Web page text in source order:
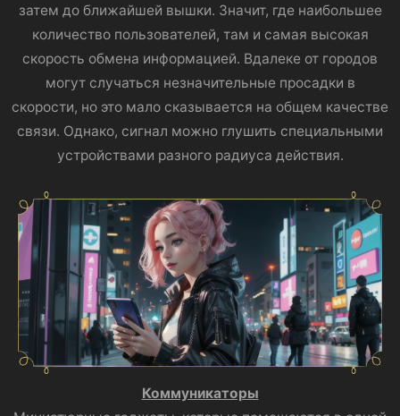
затем до ближайшей вышки. Значит, где наибольшее
количество пользователей, там и самая высокая
скорость обмена информацией. Вдалеке от городов
могут случаться незначительные просадки в
скорости, но это мало сказывается на общем качестве
связи. Однако, сигнал можно глушить специальными
устройствами разного радиуса действия.
Коммуникаторы